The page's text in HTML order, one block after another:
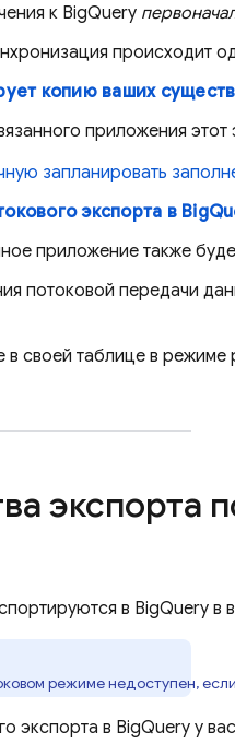
к BigQuery
происходит
копию ваших
приложения
запланировать
экспорта в
приложение также
потоковой передачи
в своей таблице в режиме
экспорта
в BigQuery в
режиме недоступен,
экспорта в BigQuery у